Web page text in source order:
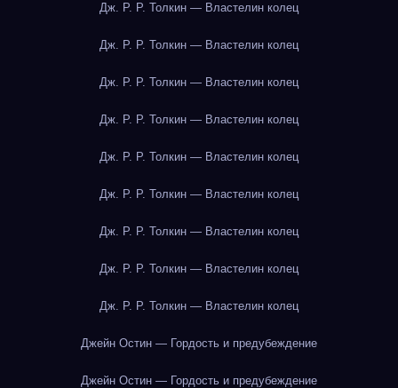
Дж. Р. Р. Толкин — Властелин колец
Дж. Р. Р. Толкин — Властелин колец
Дж. Р. Р. Толкин — Властелин колец
Дж. Р. Р. Толкин — Властелин колец
Дж. Р. Р. Толкин — Властелин колец
Дж. Р. Р. Толкин — Властелин колец
Дж. Р. Р. Толкин — Властелин колец
Дж. Р. Р. Толкин — Властелин колец
Дж. Р. Р. Толкин — Властелин колец
Джейн Остин — Гордость и предубеждение
Джейн Остин — Гордость и предубеждение